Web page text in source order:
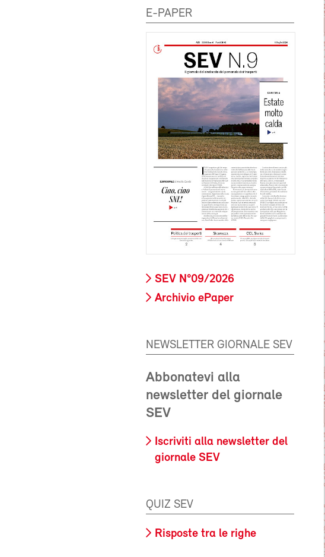
E-PAPER
SEV N°09/2026
Archivio ePaper
NEWSLETTER GIORNALE SEV
Abbonatevi alla
newsletter del giornale
SEV
Iscriviti alla newsletter del
giornale SEV
QUIZ SEV
Risposte tra le righe